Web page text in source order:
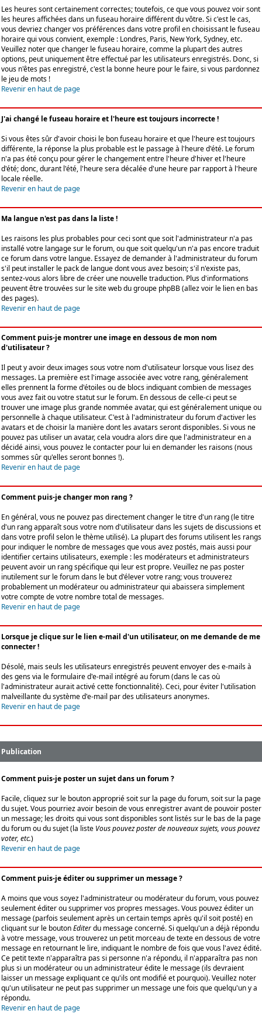
Les heures sont certainement correctes; toutefois, ce que vous pouvez voir sont
les heures affichées dans un fuseau horaire différent du vôtre. Si c'est le cas,
vous devriez changer vos préférences dans votre profil en choisissant le fuseau
horaire qui vous convient, exemple : Londres, Paris, New York, Sydney, etc.
Veuillez noter que changer le fuseau horaire, comme la plupart des autres
options, peut uniquement être effectué par les utilisateurs enregistrés. Donc, si
vous n'êtes pas enregistré, c'est la bonne heure pour le faire, si vous pardonnez
le jeu de mots !
Revenir en haut de page
J'ai changé le fuseau horaire et l'heure est toujours incorrecte !
Si vous êtes sûr d'avoir choisi le bon fuseau horaire et que l'heure est toujours
différente, la réponse la plus probable est le passage à l'heure d'été. Le forum
n'a pas été conçu pour gérer le changement entre l'heure d'hiver et l'heure
d'été; donc, durant l'été, l'heure sera décalée d'une heure par rapport à l'heure
locale réelle.
Revenir en haut de page
Ma langue n'est pas dans la liste !
Les raisons les plus probables pour ceci sont que soit l'administrateur n'a pas
installé votre langage sur le forum, ou que soit quelqu'un n'a pas encore traduit
ce forum dans votre langue. Essayez de demander à l'administrateur du forum
s'il peut installer le pack de langue dont vous avez besoin; s'il n'existe pas,
sentez-vous alors libre de créer une nouvelle traduction. Plus d'informations
peuvent être trouvées sur le site web du groupe phpBB (allez voir le lien en bas
des pages).
Revenir en haut de page
Comment puis-je montrer une image en dessous de mon nom
d'utilisateur ?
Il peut y avoir deux images sous votre nom d'utilisateur lorsque vous lisez des
messages. La première est l'image associée avec votre rang, généralement
elles prennent la forme d'étoiles ou de blocs indiquant combien de messages
vous avez fait ou votre statut sur le forum. En dessous de celle-ci peut se
trouver une image plus grande nommée avatar, qui est généralement unique ou
personnelle à chaque utilisateur. C'est à l'administrateur du forum d'activer les
avatars et de choisir la manière dont les avatars seront disponibles. Si vous ne
pouvez pas utiliser un avatar, cela voudra alors dire que l'administrateur en a
décidé ainsi, vous pouvez le contacter pour lui en demander les raisons (nous
sommes sûr qu'elles seront bonnes !).
Revenir en haut de page
Comment puis-je changer mon rang ?
En général, vous ne pouvez pas directement changer le titre d'un rang (le titre
d'un rang apparaît sous votre nom d'utilisateur dans les sujets de discussions et
dans votre profil selon le thème utilisé). La plupart des forums utilisent les rangs
pour indiquer le nombre de messages que vous avez postés, mais aussi pour
identifier certains utilisateurs, exemple : les modérateurs et administrateurs
peuvent avoir un rang spécifique qui leur est propre. Veuillez ne pas poster
inutilement sur le forum dans le but d'élever votre rang; vous trouverez
probablement un modérateur ou administrateur qui abaissera simplement
votre compte de votre nombre total de messages.
Revenir en haut de page
Lorsque je clique sur le lien e-mail d'un utilisateur, on me demande de me
connecter !
Désolé, mais seuls les utilisateurs enregistrés peuvent envoyer des e-mails à
des gens via le formulaire d'e-mail intégré au forum (dans le cas où
l'administrateur aurait activé cette fonctionnalité). Ceci, pour éviter l'utilisation
malveillante du système d'e-mail par des utilisateurs anonymes.
Revenir en haut de page
Publication
Comment puis-je poster un sujet dans un forum ?
Facile, cliquez sur le bouton approprié soit sur la page du forum, soit sur la page
du sujet. Vous pourriez avoir besoin de vous enregistrer avant de pouvoir poster
un message; les droits qui vous sont disponibles sont listés sur le bas de la page
du forum ou du sujet (la liste Vous pouvez poster de nouveaux sujets, vous pouvez
voter, etc.)
Revenir en haut de page
Comment puis-je éditer ou supprimer un message ?
A moins que vous soyez l'administrateur ou modérateur du forum, vous pouvez
seulement éditer ou supprimer vos propres messages. Vous pouvez éditer un
message (parfois seulement après un certain temps après qu'il soit posté) en
cliquant sur le boutonEditerdu message concerné. Si quelqu'un a déjà répondu
à votre message, vous trouverez un petit morceau de texte en dessous de votre
message en retournant le lire, indiquant le nombre de fois que vous l'avez édité.
Ce petit texte n'apparaîtra pas si personne n'a répondu, il n'apparaîtra pas non
plus si un modérateur ou un administrateur édite le message (ils devraient
laisser un message expliquant ce qu'ils ont modifié et pourquoi). Veuillez noter
qu'un utilisateur ne peut pas supprimer un message une fois que quelqu'un y a
répondu.
Revenir en haut de page